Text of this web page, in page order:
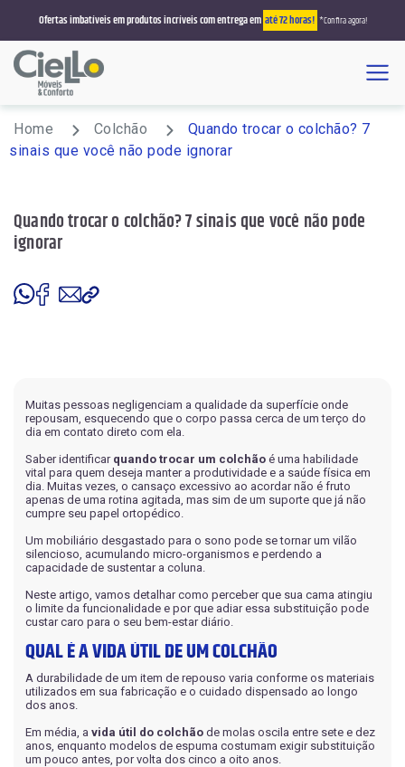
Ofertas imbatíveis em produtos incríveis com entrega em até 72 horas! *Confira agora!
Menu
Busque por sofá, colchão, roupeiro, sala de jantar
Estofados/Sofás
Sofá Retrátil
Sofá em L
Sofá de Couro
Sofá Orgânico
Sofá com Chaise
Solteiro
Salas de Jantar
10 Lugares
Rack
Painel
Home
Ripados
Roupeiros
Portas de Giro
Portas de Correr
Modulados
Modulados
Complementos
Cômodas
Cristaleiras
Aparadores
Buffet
Mesas de Centro e Laterais
Home Office
Nichos de Parede
Mesa de Escritório
Complementos
Compre peloWhatsApp
Trabalhe conosco
Home Colchão
Quando trocar o colchão? 7
sinais que você não pode ignorar
Quando trocar o colchão? 7 sinais que você não pode
ignorar
Muitas pessoas negligenciam a qualidade da superfície onde
repousam, esquecendo que o corpo passa cerca de um terço do
dia em contato direto com ela.
Saber identificar quando trocar um colchão é uma habilidade
vital para quem deseja manter a produtividade e a saúde física em
dia. Muitas vezes, o cansaço excessivo ao acordar não é fruto
apenas de uma rotina agitada, mas sim de um suporte que já não
cumpre seu papel ortopédico.
Um mobiliário desgastado para o sono pode se tornar um vilão
silencioso, acumulando micro-organismos e perdendo a
capacidade de sustentar a coluna.
Neste artigo, vamos detalhar como perceber que sua cama atingiu
o limite da funcionalidade e por que adiar essa substituição pode
custar caro para o seu bem-estar diário.
QUAL É A VIDA ÚTIL DE UM COLCHÃO
A durabilidade de um item de repouso varia conforme os materiais
utilizados em sua fabricação e o cuidado dispensado ao longo
dos anos.
Em média, a vida útil do colchão de molas oscila entre sete e dez
anos, enquanto modelos de espuma costumam exigir substituição
um pouco antes, por volta dos cinco a oito anos.